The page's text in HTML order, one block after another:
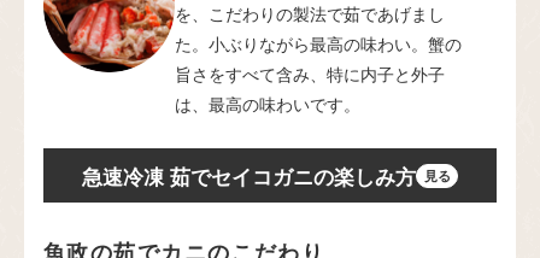
を、こだわりの製法で茹であげまし
た。小ぶりながら最高の味わい。蟹の
旨さをすべて含み、特に内子と外子
は、最高の味わいです。
急速冷凍 茹でセイコガニの楽しみ方